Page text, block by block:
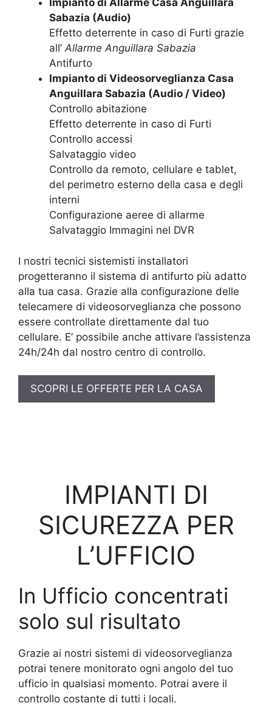
Impianto di Allarme Casa Anguillara
Sabazia (Audio)
Effetto deterrente in caso di Furti grazie
all’Allarme Anguillara Sabazia
Antifurto
Impianto di Videosorveglianza Casa
Anguillara Sabazia (Audio / Video)
Controllo abitazione
Effetto deterrente in caso di Furti
Controllo accessi
Salvataggio video
Controllo da remoto, cellulare e tablet,
del perimetro esterno della casa e degli
interni
Configurazione aeree di allarme
Salvataggio Immagini nel DVR
I nostri tecnici sistemisti installatori
progetteranno il sistema di antifurto più adatto
alla tua casa. Grazie alla configurazione delle
telecamere di videosorveglianza che possono
essere controllate direttamente dal tuo
cellulare. E’ possibile anche attivare l’assistenza
24h/24h dal nostro centro di controllo.
SCOPRI LE OFFERTE PER LA CASA
IMPIANTI DI
SICUREZZA PER
L’UFFICIO
In Ufficio concentrati
solo sul risultato
Grazie ai nostri sistemi di videosorveglianza
potrai tenere monitorato ogni angolo del tuo
ufficio in qualsiasi momento. Potrai avere il
controllo costante di tutti i locali.